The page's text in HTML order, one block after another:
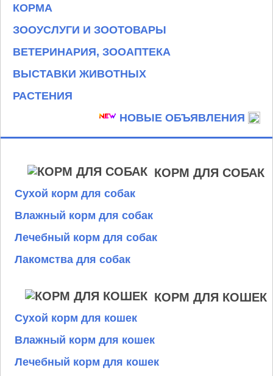
КОРМА
ЗООУСЛУГИ И ЗООТОВАРЫ
ВЕТЕРИНАРИЯ, ЗООАПТЕКА
ВЫСТАВКИ ЖИВОТНЫХ
РАСТЕНИЯ
НОВЫЕ ОБЪЯВЛЕНИЯ
КОРМ ДЛЯ СОБАК
Сухой корм для собак
Влажный корм для собак
Лечебный корм для собак
Лакомства для собак
КОРМ ДЛЯ КОШЕК
Сухой корм для кошек
Влажный корм для кошек
Лечебный корм для кошек